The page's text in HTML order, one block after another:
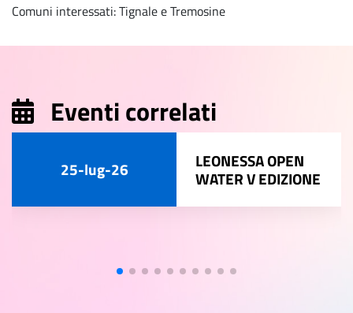
Comuni interessati: Tignale e Tremosine
Eventi correlati
25-lug-26 LEONESSA OPEN
WATER V EDIZIONE